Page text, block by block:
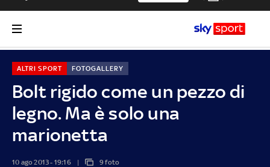
Bolt rigido come un pezzo di
legno. Ma è solo una
marionetta
ALTRI SPORT FOTOGALLERY
10 ago 2013 - 19:16 9 foto